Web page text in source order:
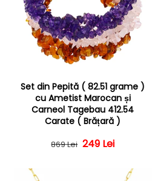
Set din Pepită ( 82.51 grame )
cu Ametist Marocan și
Carneol Tagebau 412.54
Carate ( Brățară )
Preț obișnuit
869 Lei Preț redus
249 Lei